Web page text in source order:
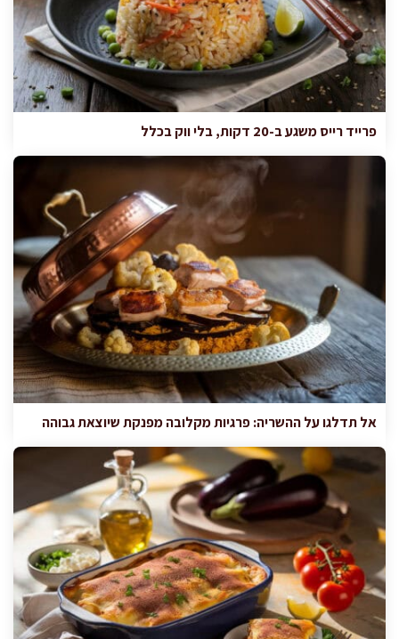
פרייד רייס משגע ב-20 דקות, בלי ווק בכלל
אל תדלגו על ההשריה: פרגיות מקלובה מפנקת שיוצאת גבוהה